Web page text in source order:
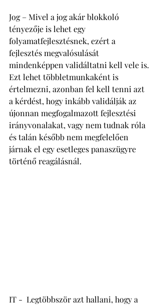
Jog – Mivel a jog akár blokkoló
tényezője is lehet egy
folyamatfejlesztésnek, ezért a
fejlesztés megvalósulását
mindenképpen validáltatni kell vele is.
Ezt lehet többletmunkaként is
értelmezni, azonban fel kell tenni azt
a kérdést, hogy inkább validálják az
újonnan megfogalmazott fejlesztési
irányvonalakat, vagy nem tudnak róla
és talán később nem megfelelően
járnak el egy esetleges panaszügyre
történő reagálásnál.
IT -  Legtöbbször azt hallani, hogy a